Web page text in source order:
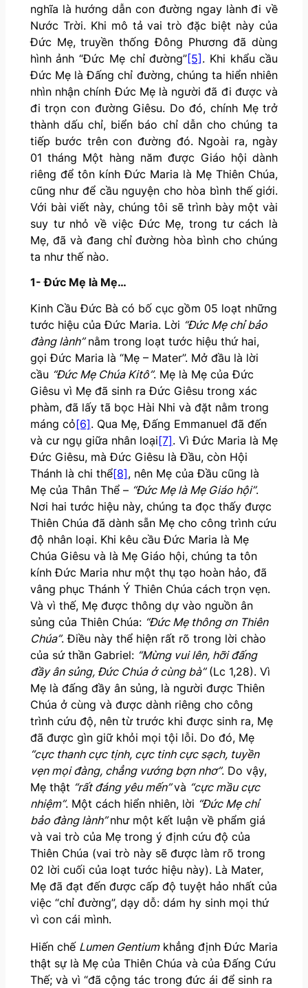
nghĩa là hướng dẫn con đường ngay lành đi về
Nước Trời. Khi mô tả vai trò đặc biệt này của
Đức Mẹ, truyền thống Đông Phương đã dùng
hình ảnh “Đức Mẹ chỉ đường”[5]. Khi khẩu cầu
Đức Mẹ là Đấng chỉ đường, chúng ta hiển nhiên
nhìn nhận chính Đức Mẹ là người đã đi được và
đi trọn con đường Giêsu. Do đó, chính Mẹ trở
thành dấu chỉ, biển báo chỉ dẫn cho chúng ta
tiếp bước trên con đường đó. Ngoài ra, ngày
01 tháng Một hàng năm được Giáo hội dành
riêng để tôn kính Đức Maria là Mẹ Thiên Chúa,
cũng như để cầu nguyện cho hòa bình thế giới.
Với bài viết này, chúng tôi sẽ trình bày một vài
suy tư nhỏ về việc Đức Mẹ, trong tư cách là
Mẹ, đã và đang chỉ đường hòa bình cho chúng
ta như thế nào.
1- Đức Mẹ là Mẹ…
Kinh Cầu Đức Bà có bố cục gồm 05 loạt những
tước hiệu của Đức Maria. Lời “Đức Mẹ chỉ bảo
đàng lành”nằm trong loạt tước hiệu thứ hai,
gọi Đức Maria là “Mẹ – Mater”. Mở đầu là lời
cầu “Đức Mẹ Chúa Kitô”. Mẹ là Mẹ của Đức
Giêsu vì Mẹ đã sinh ra Đức Giêsu trong xác
phàm, đã lấy tã bọc Hài Nhi và đặt nằm trong
máng cỏ[6]. Qua Mẹ, Đấng Emmanuel đã đến
và cư ngụ giữa nhân loại[7]. Vì Đức Maria là Mẹ
Đức Giêsu, mà Đức Giêsu là Đầu, còn Hội
Thánh là chi thể[8], nên Mẹ của Đầu cũng là
Mẹ của Thân Thể – “Đức Mẹ là Mẹ Giáo hội”.
Nơi hai tước hiệu này, chúng ta đọc thấy được
Thiên Chúa đã dành sẵn Mẹ cho công trình cứu
độ nhân loại. Khi kêu cầu Đức Maria là Mẹ
Chúa Giêsu và là Mẹ Giáo hội, chúng ta tôn
kính Đức Maria như một thụ tạo hoàn hảo, đã
vâng phục Thánh Ý Thiên Chúa cách trọn vẹn.
Và vì thế, Mẹ được thông dự vào nguồn ân
sủng của Thiên Chúa: “Đức Mẹ thông ơn Thiên
Chúa”. Điều này thể hiện rất rõ trong lời chào
của sứ thần Gabriel: “Mừng vui lên, hỡi đấng
đầy ân sủng, Đức Chúa ở cùng bà”(Lc 1,28). Vì
Mẹ là đấng đầy ân sủng, là người được Thiên
Chúa ở cùng và được dành riêng cho công
trình cứu độ, nên từ trước khi được sinh ra, Mẹ
đã được gìn giữ khỏi mọi tội lỗi. Do đó, Mẹ
“cực thanh cực tịnh, cực tinh cực sạch, tuyền
vẹn mọi đàng, chẳng vướng bợn nhơ”. Do vậy,
Mẹ thật “rất đáng yêu mến”và “cực mầu cực
nhiệm”. Một cách hiển nhiên, lời “Đức Mẹ chỉ
bảo đàng lành”như một kết luận về phẩm giá
và vai trò của Mẹ trong ý định cứu độ của
Thiên Chúa (vai trò này sẽ được làm rõ trong
02 lời cuối của loạt tước hiệu này). Là Mater,
Mẹ đã đạt đến được cấp độ tuyệt hảo nhất của
việc “chỉ đường”, dạy dỗ: dám hy sinh mọi thứ
vì con cái mình.
Hiến chế Lumen Gentiumkhẳng định Đức Maria
thật sự là Mẹ của Thiên Chúa và của Đấng Cứu
Thế; và vì “đã cộng tác trong đức ái để sinh ra